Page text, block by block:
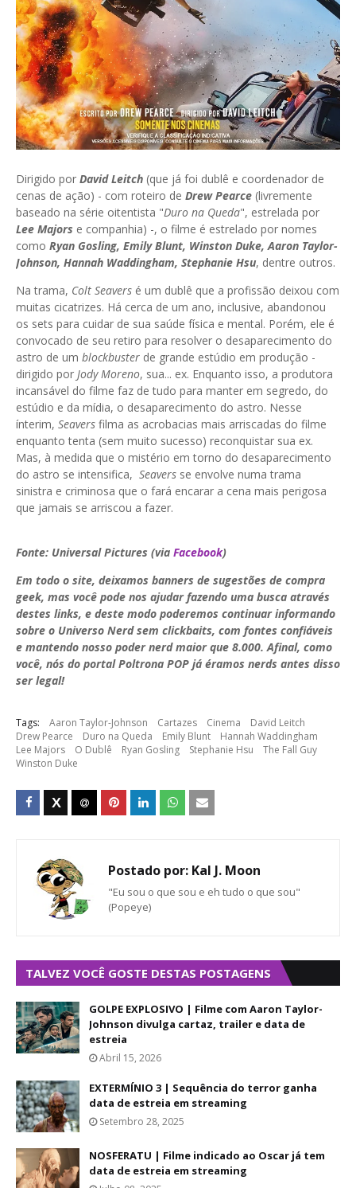
Dirigido por David Leitch (que já foi dublê e coordenador de
cenas de ação) - com roteiro de Drew Pearce (livremente
baseado na série oitentista "Duro na Queda", estrelada por
Lee Majors e companhia) -, o filme é estrelado por nomes
como Ryan Gosling, Emily Blunt, Winston Duke, Aaron Taylor-
Johnson, Hannah Waddingham, Stephanie Hsu, dentre outros.
Na trama, Colt Seavers é um dublê que a profissão deixou com
muitas cicatrizes. Há cerca de um ano, inclusive, abandonou
os sets para cuidar de sua saúde física e mental. Porém, ele é
convocado de seu retiro para resolver o desaparecimento do
astro de um blockbuster de grande estúdio em produção -
dirigido por Jody Moreno, sua... ex. Enquanto isso, a produtora
incansável do filme faz de tudo para manter em segredo, do
estúdio e da mídia, o desaparecimento do astro. Nesse
ínterim, Seavers filma as acrobacias mais arriscadas do filme
enquanto tenta (sem muito sucesso) reconquistar sua ex.
Mas, à medida que o mistério em torno do desaparecimento
do astro se intensifica, Seavers se envolve numa trama
sinistra e criminosa que o fará encarar a cena mais perigosa
que jamais se arriscou a fazer.
Fonte: Universal Pictures (via Facebook)
Em todo o site, deixamos banners de sugestões de compra
geek, mas você pode nos ajudar fazendo uma busca através
destes links, e deste modo poderemos continuar informando
sobre o Universo Nerd sem clickbaits, com fontes confiáveis
e mantendo nosso poder nerd maior que 8.000. Afinal, como
você, nós do portal Poltrona POP já éramos nerds antes disso
ser legal!
Tags: Aaron Taylor-Johnson Cartazes Cinema
David Leitch
Drew Pearce
Duro na Queda Emily Blunt
Hannah Waddingham
Lee Majors
O Dublê Ryan Gosling Stephanie Hsu
The Fall Guy
Winston Duke
Postado por: Kal J. Moon
"Eu sou o que sou e eh tudo o que sou"
(Popeye)
TALVEZ VOCÊ GOSTE DESTAS POSTAGENS
GOLPE EXPLOSIVO | Filme com Aaron Taylor-
Johnson divulga cartaz, trailer e data de
estreia
Abril 15, 2026
EXTERMÍNIO 3 | Sequência do terror ganha
data de estreia em streaming
Setembro 28, 2025
NOSFERATU | Filme indicado ao Oscar já tem
data de estreia em streaming